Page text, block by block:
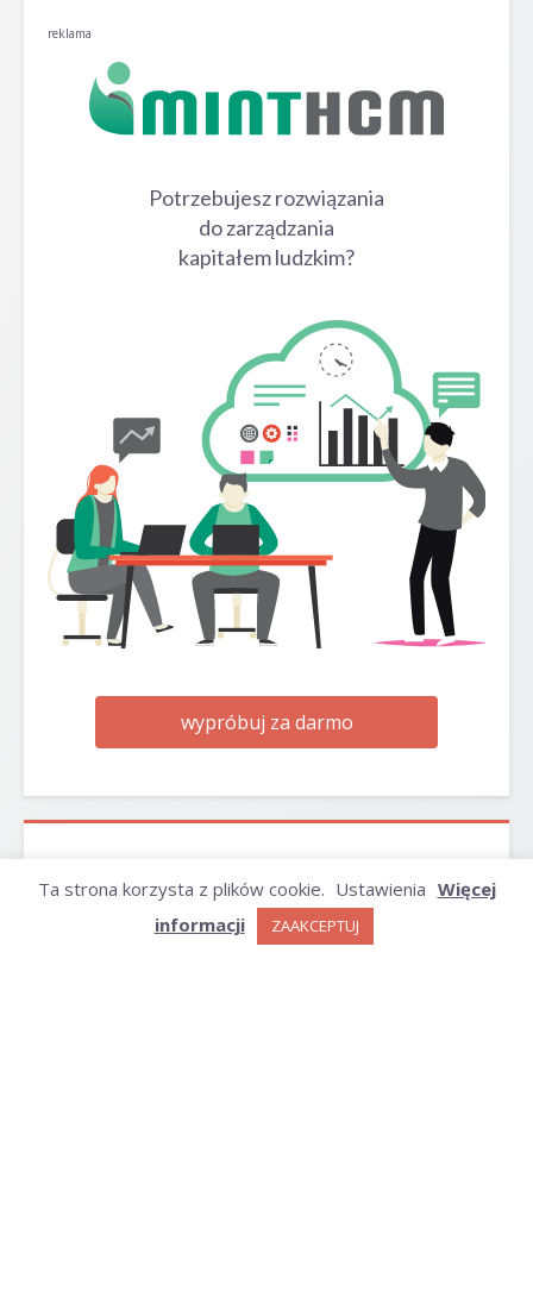
reklama
Potrzebujesz rozwiązania
do zarządzania
kapitałem ludzkim?
wypróbuj za darmo
Ta strona korzysta z plików cookie. Ustawienia Więcej
informacji
ZAAKCEPTUJ